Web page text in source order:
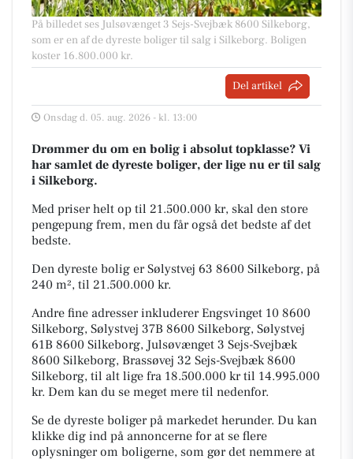
På billedet ses Julsøvænget 3 Sejs-Svejbæk 8600 Silkeborg,
som er en af de dyreste boliger til salg i Silkeborg. Boligen
koster 16.800.000 kr.
Del artikel
Onsdag d. 05. aug. 2026 - kl. 13:00
Drømmer du om en bolig i absolut topklasse? Vi
har samlet de dyreste boliger, der lige nu er til salg
i Silkeborg.
Med priser helt op til 21.500.000 kr, skal den store
pengepung frem, men du får også det bedste af det
bedste.
Den dyreste bolig er Sølystvej 63 8600 Silkeborg, på
240 m², til 21.500.000 kr.
Andre fine adresser inkluderer Engsvinget 10 8600
Silkeborg, Sølystvej 37B 8600 Silkeborg, Sølystvej
61B 8600 Silkeborg, Julsøvænget 3 Sejs-Svejbæk
8600 Silkeborg, Brassøvej 32 Sejs-Svejbæk 8600
Silkeborg, til alt lige fra 18.500.000 kr til 14.995.000
kr. Dem kan du se meget mere til nedenfor.
Se de dyreste boliger på markedet herunder. Du kan
klikke dig ind på annoncerne for at se flere
oplysninger om boligerne, som gør det nemmere at